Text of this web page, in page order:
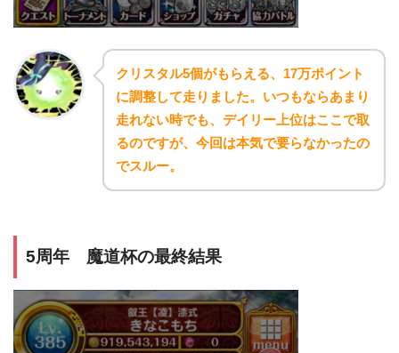
クリスタル5個がもらえる、17万ポイント
に調整して走りました。いつもならあまり
走れない時でも、デイリー上位はここで取
るのですが、今回は本気で要らなかったの
でスルー。
5周年 魔道杯の最終結果